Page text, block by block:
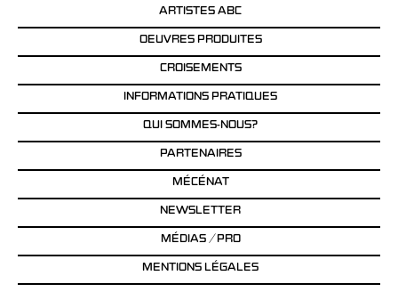
ARTISTES ABC
OEUVRES PRODUITES
CROISEMENTS
INFORMATIONS PRATIQUES
QUI SOMMES-NOUS?
PARTENAIRES
MÉCÉNAT
NEWSLETTER
MÉDIAS / PRO
MENTIONS LÉGALES